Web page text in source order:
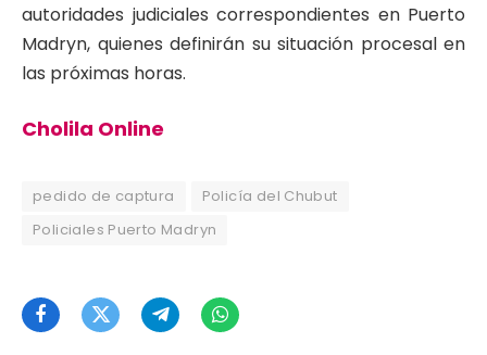
autoridades judiciales correspondientes en Puerto
Madryn, quienes definirán su situación procesal en
las próximas horas.
Cholila Online
pedido de captura
Policía del Chubut
Policiales Puerto Madryn
FacebookTwitterTelegramWhatsApp